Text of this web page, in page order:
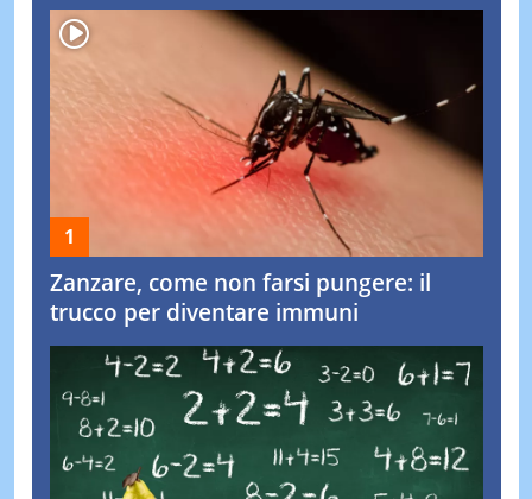
Zanzare, come non farsi pungere: il
trucco per diventare immuni